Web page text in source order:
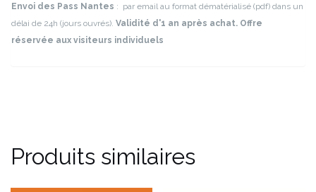
Envoi des Pass Nantes : par email au format dématérialisé (pdf) dans un
délai de 24h (jours ouvrés). Validité d'1 an après achat. Offre
réservée aux visiteurs individuels
Produits similaires